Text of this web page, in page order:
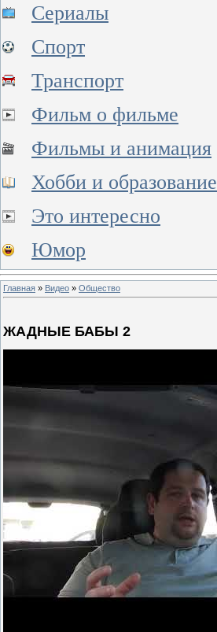
Сериалы
Спорт
Транспорт
Фильм о фильме
Фильмы и анимация
Хобби и образование
Это интересно
Юмор
Главная » Видео » Общество
ЖАДНЫЕ БАБЫ 2